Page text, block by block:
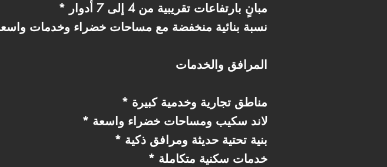
* مبانٍ بارتفاعات تقريبية من 4 إلى 7 أدوار
* نسبة بنائية منخفضة مع مساحات خضراء وخدمات
المرافق والخدمات
* مناطق تجارية وخدمية كبيرة
* لاند سكيب ومساحات خضراء واسعة
* بنية تحتية حديثة ومرافق ذكية
* خدمات سكنية متكاملة